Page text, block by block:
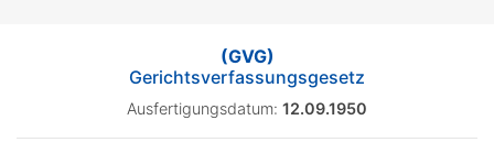
(GVG)
Gerichtsverfassungsgesetz
Ausfertigungsdatum: 12.09.1950